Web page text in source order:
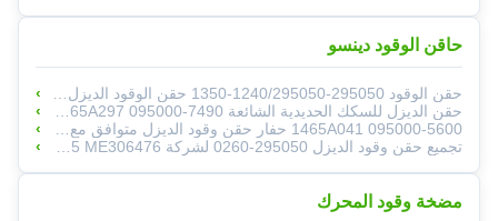
حاقن الوقود دينسو
حقن الوقود 295050-1240/295050-1350 حقن الوقود الديزل 21785960/21898687 للشاحنة تويوتا
حقن الديزل للسكك الحديدية الشائعة 1465A297 095000-7490 لمحرك 4D56 مجموعة حقن الوقود
1465A041 095000-5600 حفار حقن وقود الديزل متوافق مع محرك L200 4D56 5600
تجميع حقن وقود الديزل 295050-0260 لشركة Mitsubish 6M60 EURO 5 ME306476
مضخة وقود المحرك